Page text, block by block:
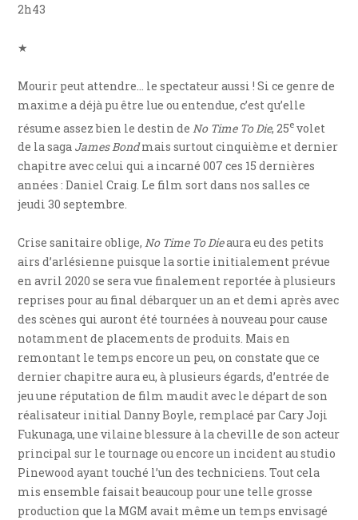
2h43
★
Mourir peut attendre… le spectateur aussi ! Si ce genre de
maxime a déjà pu être lue ou entendue, c’est qu’elle
résume assez bien le destin de No Time To Die, 25e volet
de la saga James Bondmais surtout cinquième et dernier
chapitre avec celui qui a incarné 007 ces 15 dernières
années : Daniel Craig. Le film sort dans nos salles ce
jeudi 30 septembre.
Crise sanitaire oblige,No Time To Dieaura eu des petits
airs d’arlésienne puisque la sortie initialement prévue
en avril 2020 se sera vue finalement reportée à plusieurs
reprises pour au final débarquer un an et demi après avec
des scènes qui auront été tournées à nouveau pour cause
notamment de placements de produits. Mais en
remontant le temps encore un peu, on constate que ce
dernier chapitre aura eu, à plusieurs égards, d’entrée de
jeu une réputation de film maudit avec le départ de son
réalisateur initial Danny Boyle, remplacé par Cary Joji
Fukunaga, une vilaine blessure à la cheville de son acteur
principal sur le tournage ou encore un incident au studio
Pinewood ayant touché l’un des techniciens. Tout cela
mis ensemble faisait beaucoup pour une telle grosse
production que la MGM avait même un temps envisagé